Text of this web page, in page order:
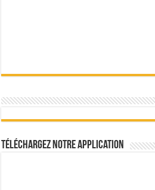
Téléchargez notre Application